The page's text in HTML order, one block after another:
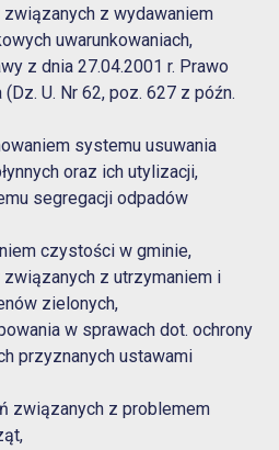
z wydawaniem
uwarunkowaniach,
z dnia 27.04.2001 r. Prawo
U. Nr 62, poz. 627 z późn.
systemu usuwania
oraz ich utylizacji,
segregacji odpadów
czystości w gminie,
z utrzymaniem i
zielonych,
w sprawach dot. ochrony
przyznanych ustawami
związanych z problemem